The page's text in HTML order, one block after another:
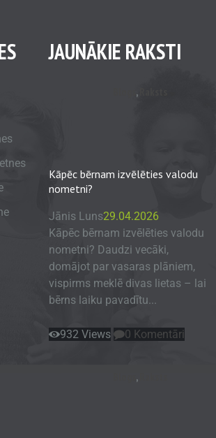
JAUNĀKIE RAKSTI
,
Kāpēc bērnam izvēlēties valodu
nometni?
Jānis Luns29.04.2026
Kāpēc bērnam izvēlēties valodu
nometni? Daudzi vecāki,
domājot par vasaras plāniem,
vispirms meklē divas lietas – lai
bērns laiku pavadītu...
932 Views 0 Komentāri
,